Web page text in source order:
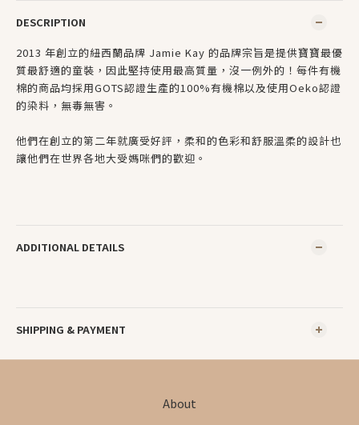
DESCRIPTION
2013 年創立的紐西蘭品牌 Jamie Kay 的品牌宗旨是提供寶寶最優
質最舒適的童裝，因此堅持使用最高質量，沒一例外的！每件有機
棉的商品均採用GOTS認證生產的100%有機棉以及使用Oeko認證
的染料，無毒無害。
他們在創立的第二年就廣受好評，柔和的色彩和舒服溫柔的設計也
讓他們在世界各地大受媽咪們的歡迎。
ADDITIONAL DETAILS
SHIPPING & PAYMENT
About